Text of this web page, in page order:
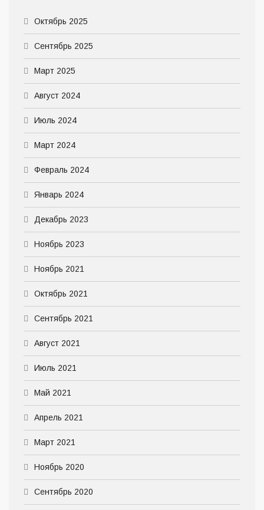
Октябрь 2025
Сентябрь 2025
Март 2025
Август 2024
Июль 2024
Март 2024
Февраль 2024
Январь 2024
Декабрь 2023
Ноябрь 2023
Ноябрь 2021
Октябрь 2021
Сентябрь 2021
Август 2021
Июль 2021
Май 2021
Апрель 2021
Март 2021
Ноябрь 2020
Сентябрь 2020